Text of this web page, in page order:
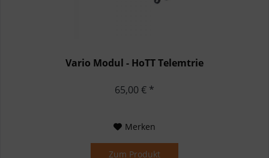
Vario Modul - HoTT Telemtrie
65,00 € *
Merken
Zum Produkt